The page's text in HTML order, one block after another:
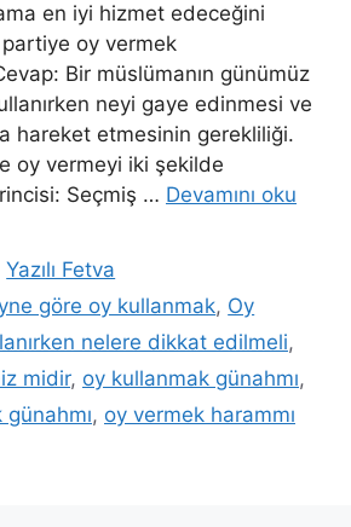
en iyi hizmet edeceğini
oy vermek
Bir müslümanın günümüz
neyi gaye edinmesi ve
hareket etmesinin gerekliliği.
oy vermeyi iki şekilde
Seçmiş … Devamını oku
Yazılı Fetva
göre oy kullanmak, Oy
nelere dikkat edilmeli,
midir, oy kullanmak günahmı,
, oy vermek harammı